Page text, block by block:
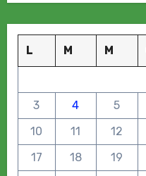
L M M
3
4 5
10
11 12
17
18 19